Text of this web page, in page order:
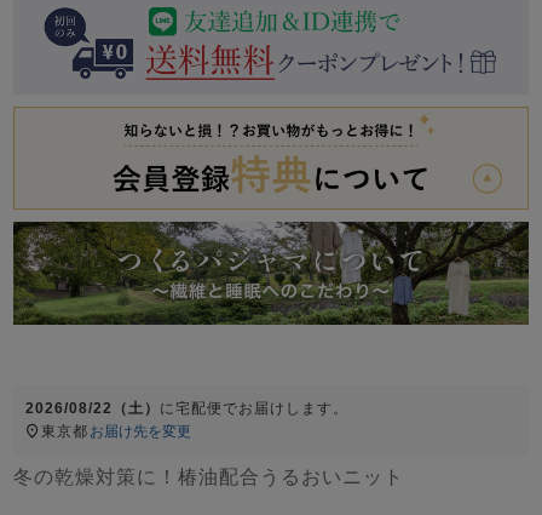
春 夏 秋
ボーイズパジャマ
すべての生地一覧はこちら
作務衣
羽織・バスロ
ーブ
ズボン単品
ズ
パジャマ
2026/08/22（土） に宅配便 でお届けします。
東京都 お届け先を変更
冬の乾燥対策に！椿油配合うるおいニット